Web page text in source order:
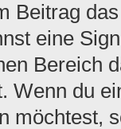
Beitrag
eine
Bereich
Wenn du
möchtest,